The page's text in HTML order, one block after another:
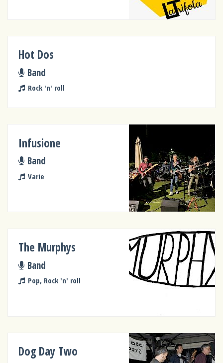
Hot Dos
Band
Rock 'n' roll
Infusione
Band
Varie
The Murphys
Band
Pop, Rock 'n' roll
Dog Day Two